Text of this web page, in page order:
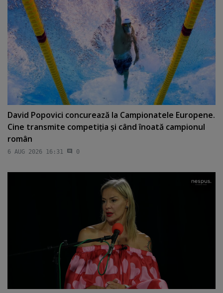
David Popovici concurează la Campionatele Europene.
Cine transmite competiţia şi când înoată campionul
român
6 AUG 2026 16:31 0